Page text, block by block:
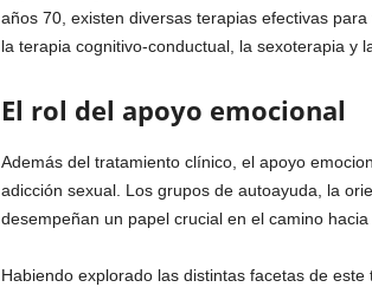
años 70, existen diversas terapias efectivas
la terapia cognitivo-conductual, la sexoterapia y
El rol del apoyo emocional
Además del tratamiento clínico, el apoyo
adicción sexual. Los grupos de autoayuda, la
desempeñan un papel crucial en el camino hacia
Habiendo explorado las distintas facetas de